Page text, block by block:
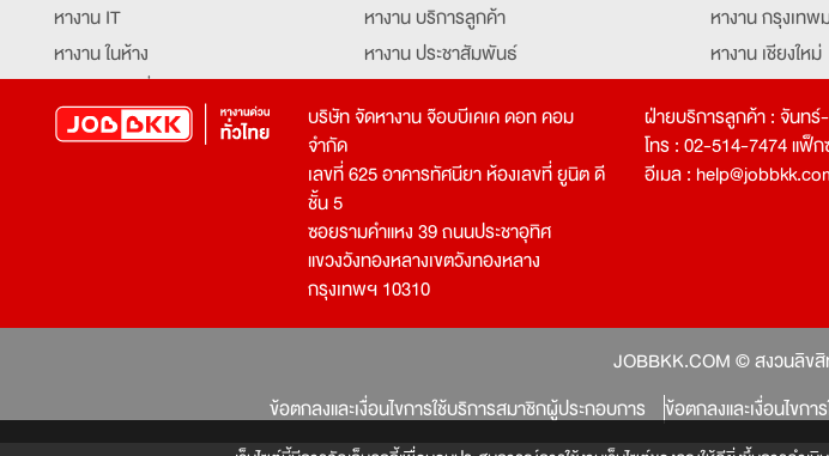
หางาน IT
หางาน ในห้าง
หางาน ท่องเที่ยว
หางาน จัดซื้อ
หางาน เจ้าหน้าที่รักษาความปลอดภัย
โปรแกรมเมอร์
หางาน บริการลูกค้า
หางาน ประชาสัมพันธ์
หางาน รับโทรศัพท์
หางาน ประสานงาน
หางาน จองตั๋ว
หางาน กุ๊ก
หางาน นักศึกษาฝึกงาน
หางาน Mobile Application
Developer
บริการสรรหาพนักงาน
บริษัทจัดหางาน
หางาน กรุงเท
หางาน เชียงใหม่
หางาน ฉะเชิงเท
บริษัท จัดหางาน จ๊อบบีเคเค ดอท คอม
จำกัด
เลขที่ 625 อาคารทัศนียา ห้องเลขที่ ยูนิต ดี
ชั้น 5
ซอยรามคำแหง 39 ถนนประชาอุทิศ
แขวงวังทองหลางเขตวังทองหลาง
กรุงเทพฯ 10310
ฝ่ายบริการลูกค้า : จันทร์
โทร : 02-514-7474 แฟ็
อีเมล :
JOBBKK.COM © สงวนลิข
ข้อตกลงและเงื่อนไขการใช้บริการสมาชิกผู้ประกอบการ
ข้อตกลงและเงื่อนไขก